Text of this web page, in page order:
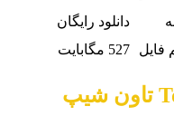
دانلود رایگان
527 مگابایت